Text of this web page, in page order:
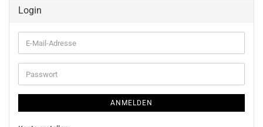
Login
E-
Mail-
Adresse
Passwort
ANMELDEN